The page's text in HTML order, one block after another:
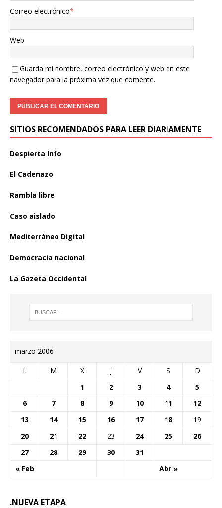
Correo electrónico*
Web
Guarda mi nombre, correo electrónico y web en este
navegador para la próxima vez que comente.
SITIOS RECOMENDADOS PARA LEER DIARIAMENTE
Despierta Info
El Cadenazo
Rambla libre
Caso aislado
Mediterráneo Digital
Democracia nacional
La Gazeta Occidental
marzo 2006
L M X J V S D
« Feb Abr »
1 2 3 4
5
6
7 8 9 10 11
12
13
14 15 16 17 18
19
20
21 22 23 24 25
26
27
28 29 30 31
.NUEVA ETAPA